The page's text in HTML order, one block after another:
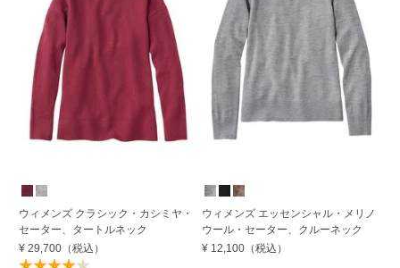
ウィメンズ クラシック・カシミヤ・
セーター、タートルネック
¥ 29,700（税込）
ウィメンズ エッセンシャル・メリノ
ウール・セーター、クルーネック
¥ 12,100 （税込）